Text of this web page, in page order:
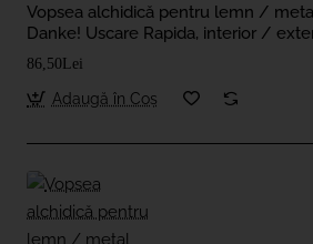
Vopsea alchidică pentru lemn /
Danke! Uscare Rapida, interior /
86,50Lei
Adaugă în Coş